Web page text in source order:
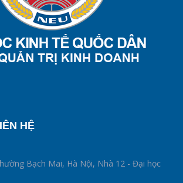
HỆ
Bạch Mai, Hà Nội, Nhà 12 - Đại học